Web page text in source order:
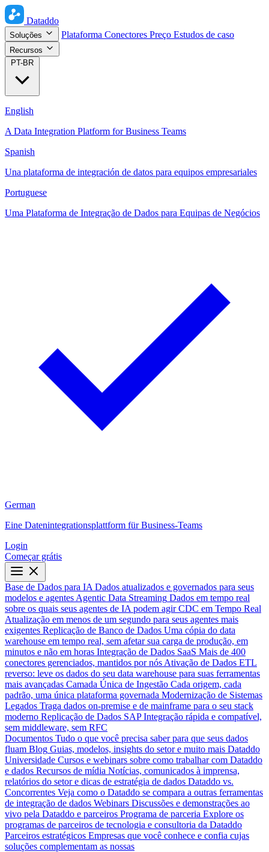
Dataddo
Soluções Plataforma Conectores Preço Estudos de caso
Recursos
PT-BR
English
A Data Integration Platform for Business Teams
Spanish
Una plataforma de integración de datos para equipos empresariales
Portuguese
Uma Plataforma de Integração de Dados para Equipas de Negócios
German
Eine Datenintegrationsplattform für Business-Teams
Login
Começar grátis
Base de Dados para IA Dados atualizados e governados para seus
modelos e agentes Agentic Data Streaming Dados em tempo real
sobre os quais seus agentes de IA podem agir CDC em Tempo Real
Atualização em menos de um segundo para seus agentes mais
exigentes Replicação de Banco de Dados Uma cópia do data
warehouse em tempo real, sem afetar sua carga de produção, em
minutos e não em horas Integração de Dados SaaS Mais de 400
conectores gerenciados, mantidos por nós Ativação de Dados ETL
reverso: leve os dados do seu data warehouse para suas ferramentas
mais avançadas Camada Única de Ingestão Cada origem, cada
padrão, uma única plataforma governada Modernização de Sistemas
Legados Traga dados on-premise e de mainframe para o seu stack
moderno Replicação de Dados SAP Integração rápida e compatível,
sem middleware, sem RFC
Documentos Tudo o que você precisa saber para que seus dados
fluam Blog Guias, modelos, insights do setor e muito mais Dataddo
Universidade Cursos e webinars sobre como trabalhar com Dataddo
e dados Recursos de mídia Notícias, comunicados à imprensa,
relatórios do setor e dicas de estratégia de dados Dataddo vs.
Concorrentes Veja como o Dataddo se compara a outras ferramentas
de integração de dados Webinars Discussões e demonstrações ao
vivo pela Dataddo e parceiros Programa de parceria Explore os
programas de parceiros de tecnologia e consultoria da Dataddo
Parceiros estratégicos Empresas que você conhece e confia cujas
soluções complementam as nossas